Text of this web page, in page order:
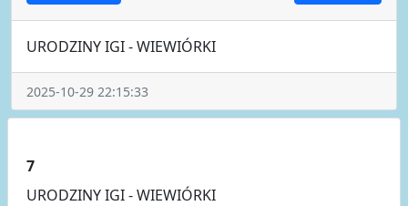
URODZINY IGI - WIEWIÓRKI
2025-10-29 22:15:33
7
URODZINY IGI - WIEWIÓRKI